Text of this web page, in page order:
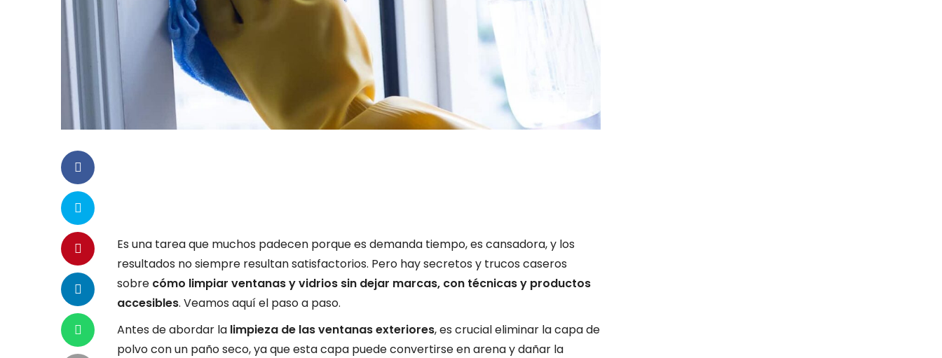
Es una tarea que muchos padecen porque es demanda tiempo, es cansadora, y los
resultados no siempre resultan satisfactorios. Pero hay secretos y trucos caseros
sobre cómo limpiar ventanas y vidrios sin dejar marcas, con técnicas y productos
accesibles. Veamos aquí el paso a paso.
Antes de abordar la limpieza de las ventanas exteriores, es crucial eliminar la capa de
polvo con un paño seco, ya que esta capa puede convertirse en arena y dañar la